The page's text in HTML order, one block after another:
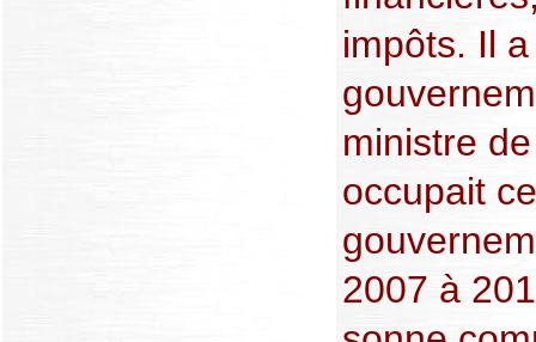
impôts. Il
ministre
occupait
2007 à